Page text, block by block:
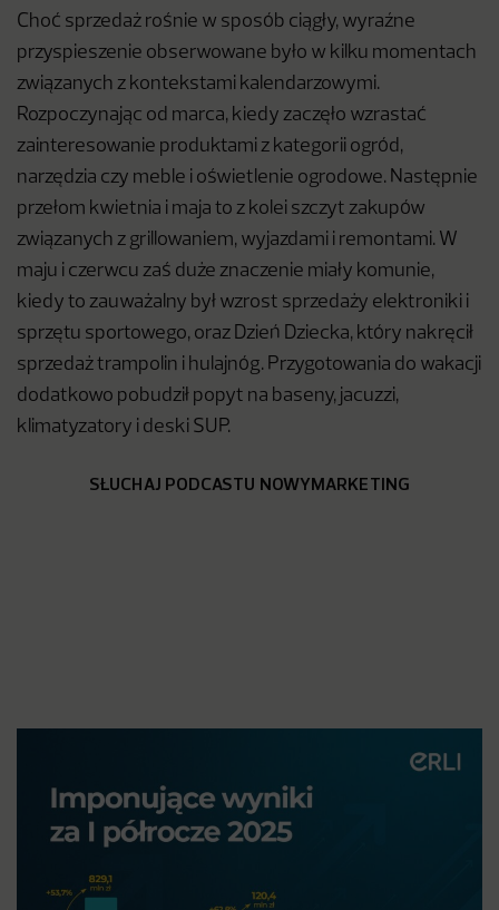
Choć sprzedaż rośnie w sposób ciągły, wyraźne
przyspieszenie obserwowane było w kilku momentach
związanych z kontekstami kalendarzowymi.
Rozpoczynając od marca, kiedy zaczęło wzrastać
zainteresowanie produktami z kategorii ogród,
narzędzia czy meble i oświetlenie ogrodowe. Następnie
przełom kwietnia i maja to z kolei szczyt zakupów
związanych z grillowaniem, wyjazdami i remontami. W
maju i czerwcu zaś duże znaczenie miały komunie,
kiedy to zauważalny był wzrost sprzedaży elektroniki i
sprzętu sportowego, oraz Dzień Dziecka, który nakręcił
sprzedaż trampolin i hulajnóg. Przygotowania do wakacji
dodatkowo pobudził popyt na baseny, jacuzzi,
klimatyzatory i deski SUP.
SŁUCHAJ PODCASTU NOWYMARKETING